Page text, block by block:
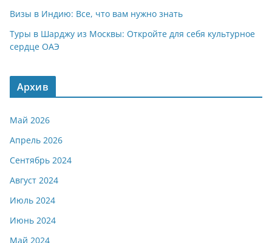
Визы в Индию: Все, что вам нужно знать
Туры в Шарджу из Москвы: Откройте для себя культурное
сердце ОАЭ
Архив
Май 2026
Апрель 2026
Сентябрь 2024
Август 2024
Июль 2024
Июнь 2024
Май 2024